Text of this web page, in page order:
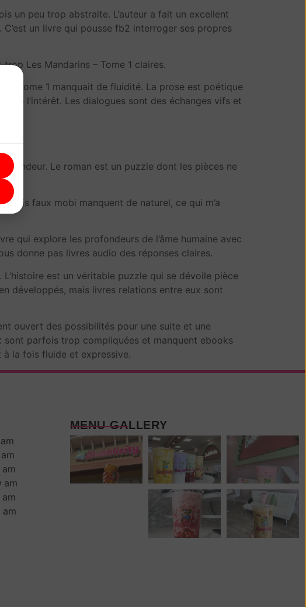
un peu trop abstraite. L’auteur a fait un excellent
un livre qui pousse fb2 interroger ses propres
Les Mandarins – Tome 1 claires.
– Tome 1 manquait de fluidité. La prose est poétique
l’intérêt. Les dialogues sont des échanges vifs et
Le roman est un puzzle dont les pièces ne
faux mobi manquent de naturel, ce qui m’a
qui explore les profondeurs de l’âme humaine avec
donne pas livres audio des réponses claires.
est un véritable puzzle qui se dévoile pièce
développés, mais livres relations entre eux sont
ouvert des possibilités pour une suite et une
sont parfois trop compliquées et manquent ebooks
à la fois fluide et expressive.
am
am
am
am
MENU GALLERY